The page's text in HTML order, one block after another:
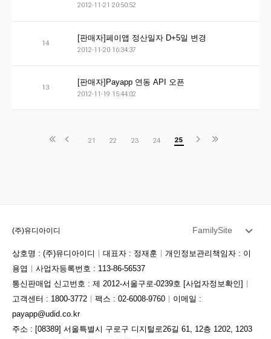
2012-11-21 20:50:52
14
[판매자]페이앱 정산일자 D+5일 변경
2012-11-20 16:34:37
13
[판매자]Payapp 연동 API 오픈
2012-11-19 15:44:02
21 22 23 24 25
(주)유디아이디 FamilySite
상호명 : (주)유디아이디 대표자 : 정재훈
개인정보관리책임자 : 이
용엽
사업자등록번호 : 113-86-56537
통신판매업 신고번호 : 제 2012-서울구로-0239호 [사업자정보확인]
고객센터 : 1800-3772
팩스 : 02-6008-9760
이메일 :
payapp@udid.co.kr
주소 : [08389] 서울특별시 구로구 디지털로26길 61, 12층 1202, 1203